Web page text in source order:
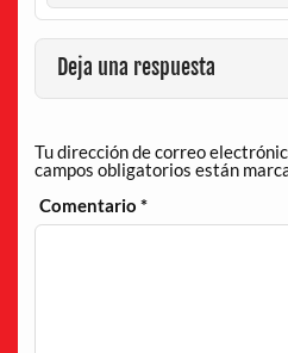
Deja una respuesta
Tu dirección de correo
campos obligatorios están
Comentario*